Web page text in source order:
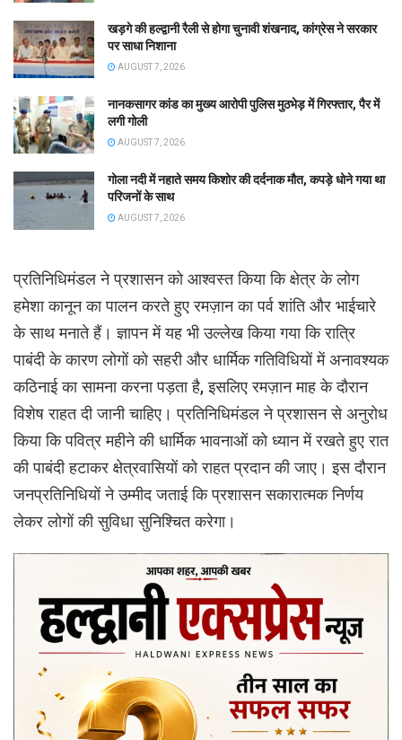
खड़गे की हल्द्वानी रैली से होगा चुनावी शंखनाद, कांग्रेस ने सरकार
पर साधा निशाना
AUGUST 7, 2026
नानकसागर कांड का मुख्य आरोपी पुलिस मुठभेड़ में गिरफ्तार, पैर में
लगी गोली
AUGUST 7, 2026
गोला नदी में नहाते समय किशोर की दर्दनाक मौत, कपड़े धोने गया था
परिजनों के साथ
AUGUST 7, 2026
प्रतिनिधिमंडल ने प्रशासन को आश्वस्त किया कि क्षेत्र के लोग
हमेशा कानून का पालन करते हुए रमज़ान का पर्व शांति और भाईचारे
के साथ मनाते हैं। ज्ञापन में यह भी उल्लेख किया गया कि रात्रि
पाबंदी के कारण लोगों को सहरी और धार्मिक गतिविधियों में अनावश्यक
कठिनाई का सामना करना पड़ता है, इसलिए रमज़ान माह के दौरान
विशेष राहत दी जानी चाहिए। प्रतिनिधिमंडल ने प्रशासन से अनुरोध
किया कि पवित्र महीने की धार्मिक भावनाओं को ध्यान में रखते हुए रात
की पाबंदी हटाकर क्षेत्रवासियों को राहत प्रदान की जाए। इस दौरान
जनप्रतिनिधियों ने उम्मीद जताई कि प्रशासन सकारात्मक निर्णय
लेकर लोगों की सुविधा सुनिश्चित करेगा।